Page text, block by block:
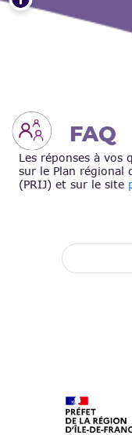
FAQ
Les réponses à vos
sur le Plan régional
(PRIJ) et sur le site